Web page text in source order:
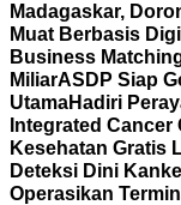
Madagaskar,
Muat Berbasis
Business
MiliarASDP Siap
UtamaHadiri
Integrated Cancer
Kesehatan Gratis
Deteksi Dini
Operasikan